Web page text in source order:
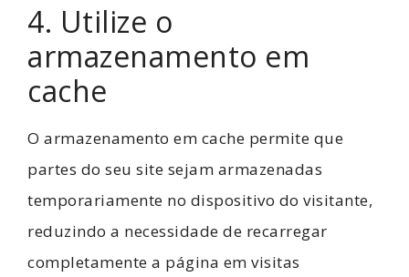
4. Utilize o
armazenamento em
cache
O armazenamento em cache permite que
partes do seu site sejam armazenadas
temporariamente no dispositivo do visitante,
reduzindo a necessidade de recarregar
completamente a página em visitas